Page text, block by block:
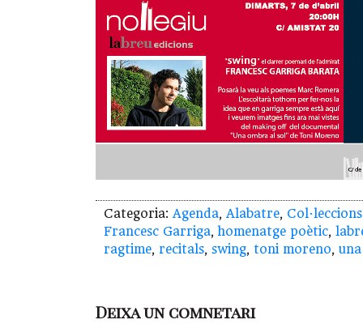
Categoria: Agenda, Alabatre, Col·leccions
Francesc Garriga,homenatge poètic,
ragtime, recitals, swing, toni moreno,
Deixa un comnetari